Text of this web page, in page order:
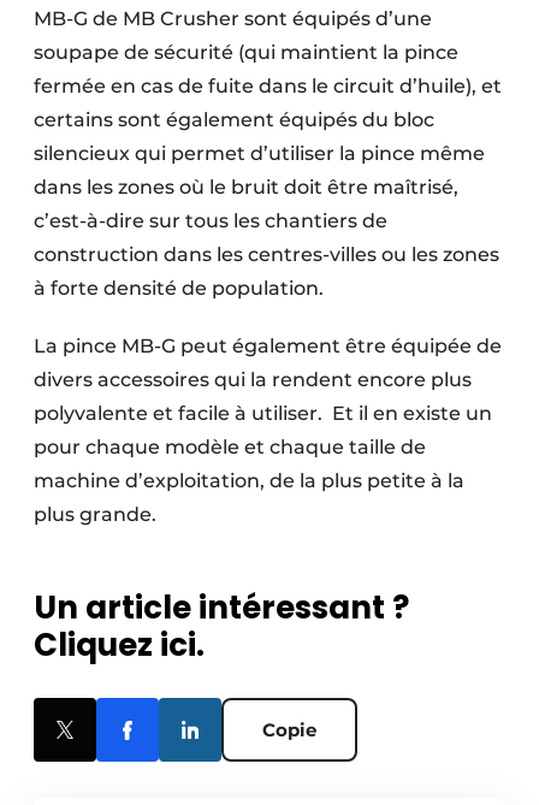
MB-G de MB Crusher sont équipés d’une
soupape de sécurité (qui maintient la pince
fermée en cas de fuite dans le circuit d’huile), et
certains sont également équipés du bloc
silencieux qui permet d’utiliser la pince même
dans les zones où le bruit doit être maîtrisé,
c’est-à-dire sur tous les chantiers de
construction dans les centres-villes ou les zones
à forte densité de population.
La pince MB-G peut également être équipée de
divers accessoires qui la rendent encore plus
polyvalente et facile à utiliser. Et il en existe un
pour chaque modèle et chaque taille de
machine d’exploitation, de la plus petite à la
plus grande.
Un article intéressant ?
Cliquez ici.
Copie